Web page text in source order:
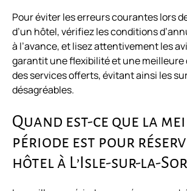
Pour éviter les erreurs courantes lors
d’un hôtel, vérifiez les conditions
à l’avance, et lisez attentivement les
garantit une flexibilité et une
des services offerts, évitant ainsi les
désagréables.
Quand est-ce que la
période est pour
hôtel à L’Isle-sur-la-